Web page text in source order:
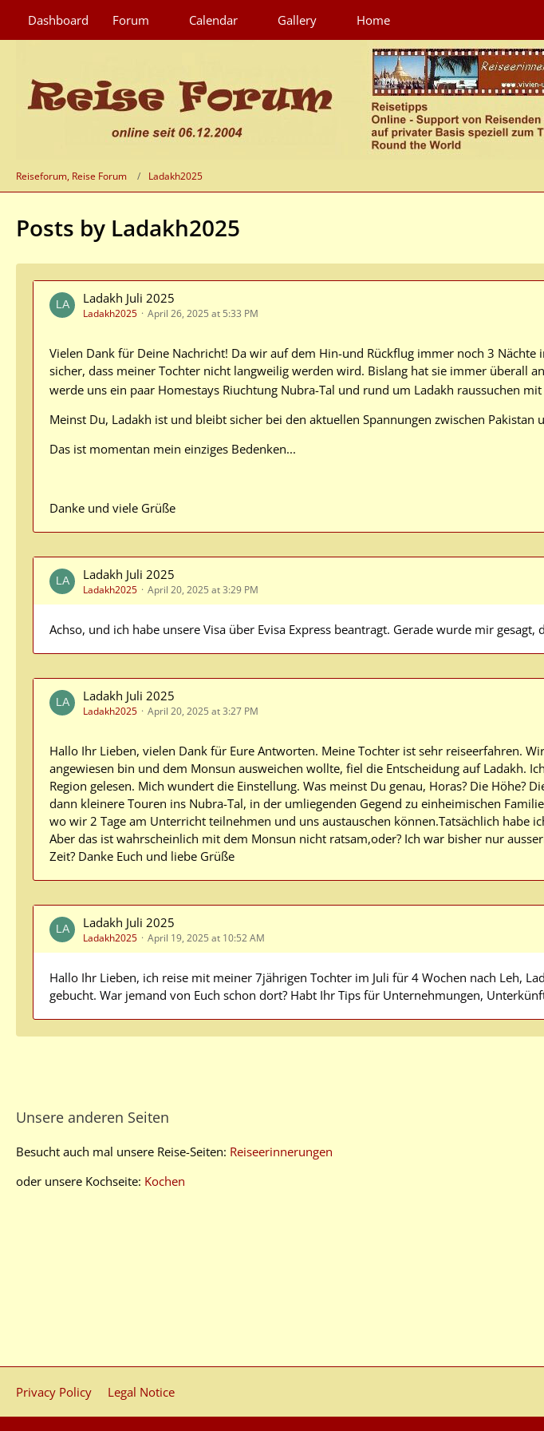
Dashboard Forum Calendar Gallery Home
Reiseforum, Reise Forum Ladakh2025
Posts by Ladakh2025
Ladakh Juli 2025
Ladakh2025 April 26, 2025 at 5:33 PM
Vielen Dank für Deine Nachricht! Da wir auf dem Hin-und Rückflug immer noch 3
sicher, dass meiner Tochter nicht langweilig werden wird. Bislang hat sie immer überall
werde uns ein paar Homestays Riuchtung Nubra-Tal und rund um Ladakh raussuchen
Meinst Du, Ladakh ist und bleibt sicher bei den aktuellen Spannungen zwischen Pakistan
Das ist momentan mein einziges Bedenken...
Danke und viele Grüße
Ladakh Juli 2025
Ladakh2025 April 20, 2025 at 3:29 PM
Achso, und ich habe unsere Visa über Evisa Express beantragt. Gerade wurde mir
Ladakh Juli 2025
Ladakh2025 April 20, 2025 at 3:27 PM
Hallo Ihr Lieben, vielen Dank für Eure Antworten. Meine Tochter ist sehr reiseerfahren.
angewiesen bin und dem Monsun ausweichen wollte, fiel die Entscheidung auf Ladakh.
Region gelesen. Mich wundert die Einstellung. Was meinst Du genau, Horas? Die
dann kleinere Touren ins Nubra-Tal, in der umliegenden Gegend zu einheimischen
wo wir 2 Tage am Unterricht teilnehmen und uns austauschen können.Tatsächlich habe
Aber das ist wahrscheinlich mit dem Monsun nicht ratsam,oder? Ich war bisher nur
Zeit? Danke Euch und liebe Grüße
Ladakh Juli 2025
Ladakh2025 April 19, 2025 at 10:52 AM
Hallo Ihr Lieben, ich reise mit meiner 7jährigen Tochter im Juli für 4 Wochen nach Leh,
gebucht. War jemand von Euch schon dort? Habt Ihr Tips für Unternehmungen,
Unsere anderen Seiten
Besucht auch mal unsere Reise-Seiten: Reiseerinnerungen
oder unsere Kochseite: Kochen
Privacy Policy Legal Notice